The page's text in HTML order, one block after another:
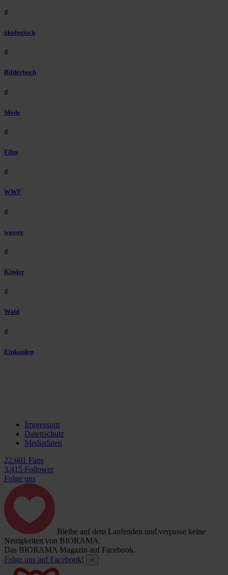
#
ökologisch
#
Bilderbuch
#
Mode
#
Film
#
WWF
#
wasser
#
Kinder
#
Wald
#
Einkaufen
Impressum
Datenschutz
Mediadaten
22.601 Fans
3.415 Follower
Folge uns
Bleibe auf dem Laufenden und verpasse keine
Neuigkeiten von BIORAMA.
Das BIORAMA Magazin auf Facebook.
Folge uns auf Facebook!
×